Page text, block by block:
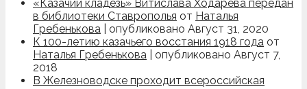
«Казачий кладезь» Витислава Ходарева передан
в библиотеки Ставрополья от Наталья
Гребенькова
опубликовано Август 31, 2020
К 100-летию казачьего восстания 1918 года от
Наталья Гребенькова
опубликовано Август 7,
2018
В Железноводске проходит всероссийская